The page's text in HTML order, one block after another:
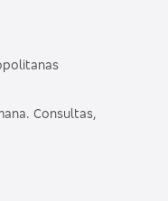
Consultas,